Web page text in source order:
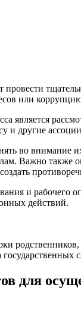
провести
или
является
и другие
во внимание
Важно также
и
действий.
для